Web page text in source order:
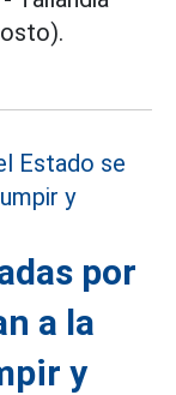
por
a la
y